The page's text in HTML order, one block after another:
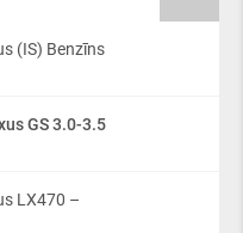
(IS) Benzīns
GS 3.0-3.5
LX470 –